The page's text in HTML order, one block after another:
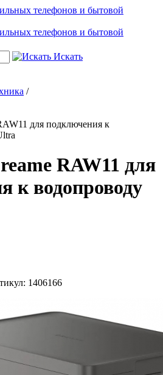
Искать
/
для подключения к
RAW11 для
к водопроводу
1406166